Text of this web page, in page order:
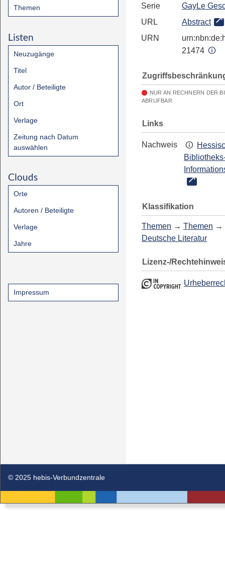
Themen
Listen
Neuzugänge
Titel
Autor / Beteiligte
Ort
Verlage
Zeitung nach Datum
auswählen
Clouds
Orte
Autoren / Beteiligte
Verlage
Jahre
Impressum
Serie
GayLe
URL
Abstract
URN
21474
NUR AN RECHNERN DER
ABRUFBAR
Links
Nachweis
Klassifikation
Themen → Themen →
Deutsche Literatur
Lizenz-/
© 2025 hebis-Verbundzentrale